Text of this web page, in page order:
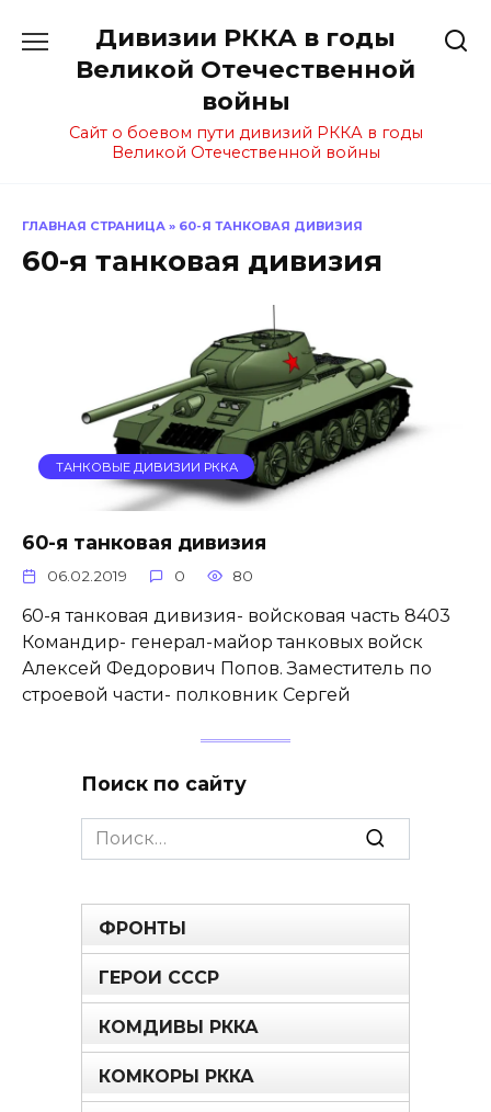
содержанию
Дивизии РККА в годы
Великой Отечественной
войны
Сайт о боевом пути дивизий РККА в годы
Великой Отечественной войны
ГЛАВНАЯ СТРАНИЦА » 60-Я ТАНКОВАЯ ДИВИЗИЯ
60-я танковая дивизия
ТАНКОВЫЕ ДИВИЗИИ РККА
60-я танковая дивизия
06.02.2019 0 80
60-я танковая дивизия- войсковая часть 8403
Командир- генерал-майор танковых войск
Алексей Федорович Попов. Заместитель по
строевой части- полковник Сергей
Поиск по сайту
Search
for:
ФРОНТЫ
ГЕРОИ СССР
КОМДИВЫ РККА
КОМКОРЫ РККА